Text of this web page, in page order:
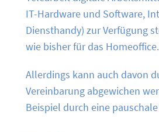
IT-Hardware und Software,
Diensthandy) zur Verfügung
wie bisher für das Homeoffice.
Allerdings kann auch davon
Vereinbarung abgewichen
Beispiel durch eine